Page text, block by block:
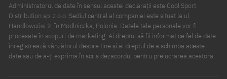
Administratorul de date în sensul acestei declarații este Cool Sport
Distribution sp. z o.o. Sediul central al companiei este situat la ul.
Handlowców 2, în Modlniczka, Polonia. Datele tale personale vor fi
procesate în scopuri de marketing. Ai dreptul să fii informat ce fel de date
înregistrează vânzătorul despre tine și ai dreptul de a schimba aceste
date sau de a-ți exprima în scris dezacordul pentru prelucrarea acestora.